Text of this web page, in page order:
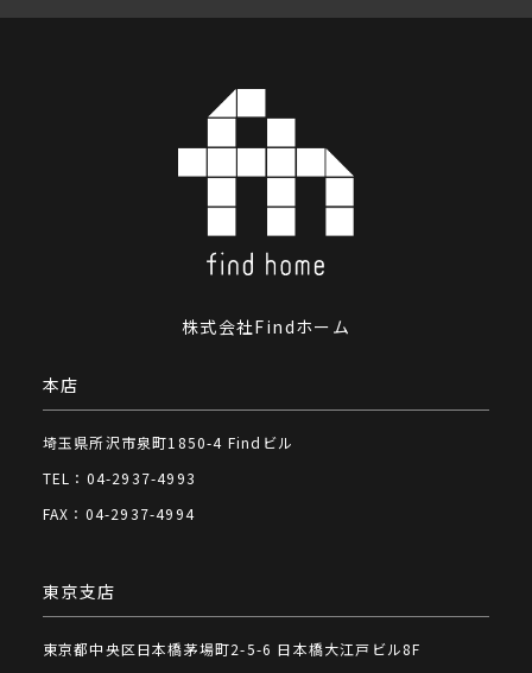
株式会社Findホーム
本店
埼玉県所沢市泉町1850-4 Findビル
TEL：04-2937-4993
FAX：04-2937-4994
東京支店
東京都中央区日本橋茅場町2-5-6 日本橋大江戸ビル8F